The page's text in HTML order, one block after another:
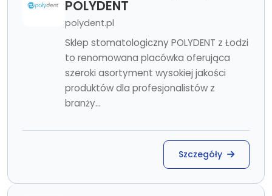
POLYDENT
polydent.pl
Sklep stomatologiczny POLYDENT z Łodzi
to renomowana placówka oferująca
szeroki asortyment wysokiej jakości
produktów dla profesjonalistów z
branży...
Szczegóły